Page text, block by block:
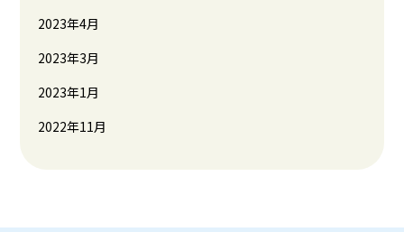
2023年4月
2023年3月
2023年1月
2022年11月